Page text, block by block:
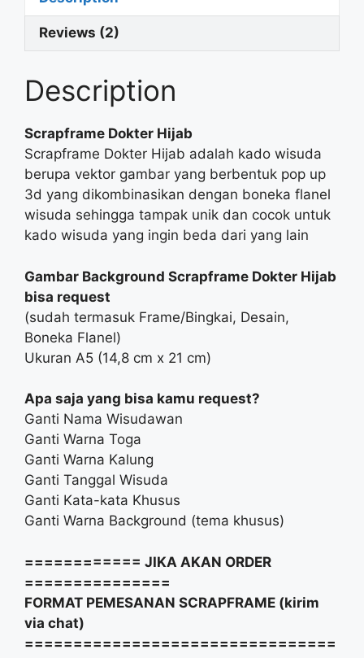
Reviews (2)
Description
Scrapframe Dokter Hijab
Scrapframe Dokter Hijab adalah kado wisuda
berupa vektor gambar yang berbentuk pop up
3d yang dikombinasikan dengan boneka flanel
wisuda sehingga tampak unik dan cocok untuk
kado wisuda yang ingin beda dari yang lain
Gambar Background Scrapframe Dokter Hijab
bisa request
(sudah termasuk Frame/Bingkai, Desain,
Boneka Flanel)
Ukuran A5 (14,8 cm x 21 cm)
Apa saja yang bisa kamu request?
Ganti Nama Wisudawan
Ganti Warna Toga
Ganti Warna Kalung
Ganti Tanggal Wisuda
Ganti Kata-kata Khusus
Ganti Warna Background (tema khusus)
============ JIKA AKAN ORDER
===============
FORMAT PEMESANAN SCRAPFRAME (kirim
via chat)
================================